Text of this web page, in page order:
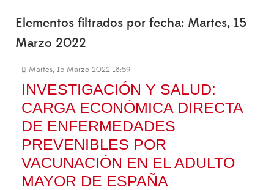
Elementos filtrados por fecha: Martes, 15
Marzo 2022
Martes, 15 Marzo 2022 18:59
INVESTIGACIÓN Y SALUD:
CARGA ECONÓMICA DIRECTA
DE ENFERMEDADES
PREVENIBLES POR
VACUNACIÓN EN EL ADULTO
MAYOR DE ESPAÑA